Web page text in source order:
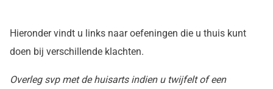
Hieronder vindt u links naar oefeningen die u thuis kunt
doen bij verschillende klachten.
Overleg svp met de huisarts indien u twijfelt of een